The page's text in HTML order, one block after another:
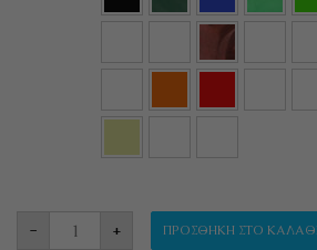
- ΘΗΚΗ ΓΙΑ
+ ΠΡΟΣΘΉΚΗ ΣΤΟ ΚΑΛΆΘΙ